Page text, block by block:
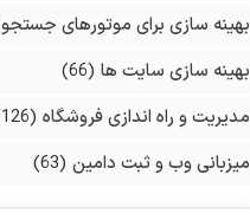
بهینه سازی برای موتورهای جستجو
بهینه سازی سایت ها (66)
مدیریت و راه اندازی فروشگاه (126)
میزبانی وب و ثبت دامین (63)